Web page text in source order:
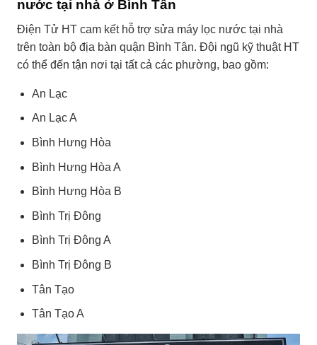
nước tại nhà ở Bình Tân
Điện Tử HT cam kết hỗ trợ sửa máy lọc nước tại nhà
trên toàn bộ địa bàn quận Bình Tân. Đội ngũ kỹ thuật HT
có thể đến tận nơi tại tất cả các phường, bao gồm:
An Lạc
An Lạc A
Bình Hưng Hòa
Bình Hưng Hòa A
Bình Hưng Hòa B
Bình Trị Đông
Bình Trị Đông A
Bình Trị Đông B
Tân Tạo
Tân Tạo A